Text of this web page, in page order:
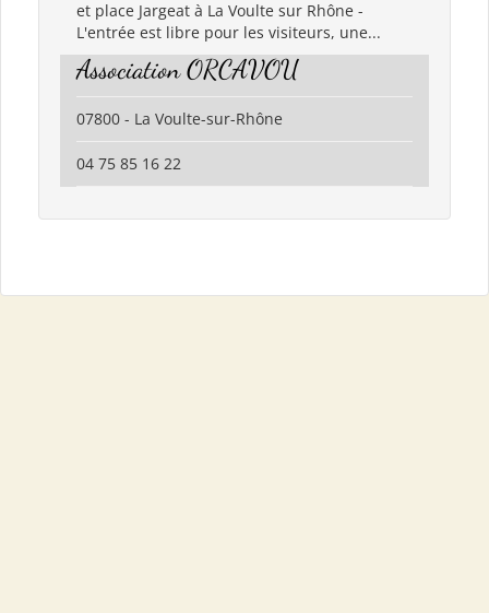
et place Jargeat à La Voulte sur Rhône -
L'entrée est libre pour les visiteurs, une...
Association ORCAVOU
07800 - La Voulte-sur-Rhône
04 75 85 16 22